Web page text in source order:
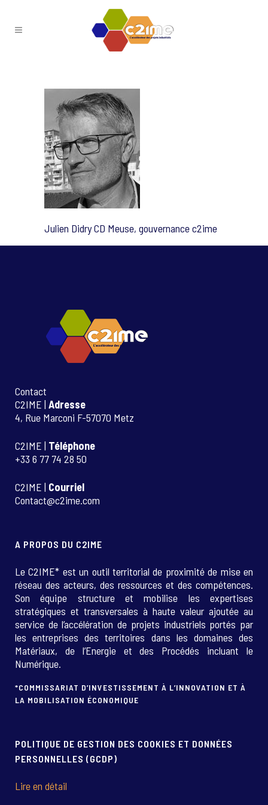
Julien Didry CD Meuse, gouvernance c2ime
Contact
C2IME | Adresse
4, Rue Marconi F-57070 Metz
C2IME | Téléphone
+33 6 77 74 28 50
C2IME | Courriel
Contact@c2ime.com
A PROPOS DU C2IME
Le C2IME* est un outil territorial de proximité de mise en
réseau des acteurs, des ressources et des compétences.
Son équipe structure et mobilise les expertises
stratégiques et transversales à haute valeur ajoutée au
service de l’accélération de projets industriels portés par
les entreprises des territoires dans les domaines des
Matériaux, de l’Energie et des Procédés incluant le
Numérique.
*COMMISSARIAT D’INVESTISSEMENT À L’INNOVATION ET À
LA MOBILISATION ÉCONOMIQUE
POLITIQUE DE GESTION DES COOKIES ET DONNÉES
PERSONNELLES (GCDP)
Lire en détail